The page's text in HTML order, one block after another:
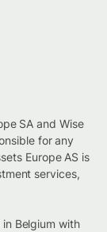
SA and Wise
for any
Europe AS is
services,
Belgium with